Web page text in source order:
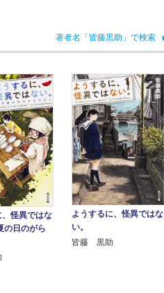
著者名「皆藤黒助」で検索
、怪異ではな
の日のがら
ようするに、怪異ではな
い。
皆藤 黒助